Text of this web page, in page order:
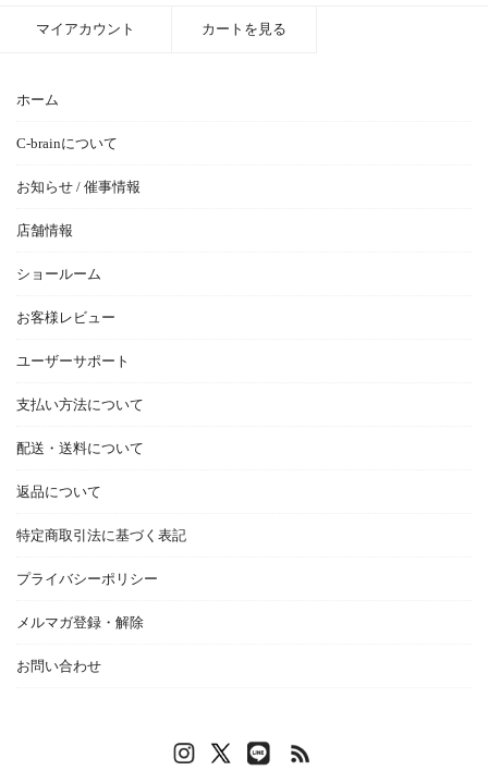
ホーム
C-brainについて
お知らせ / 催事情報
店舗情報
ショールーム
お客様レビュー
ユーザーサポート
支払い方法について
配送・送料について
返品について
特定商取引法に基づく表記
プライバシーポリシー
メルマガ登録・解除
お問い合わせ
マイアカウント カートを見る